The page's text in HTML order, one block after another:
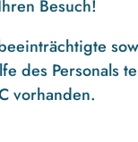
Besuch!
des Personals
vorhanden.